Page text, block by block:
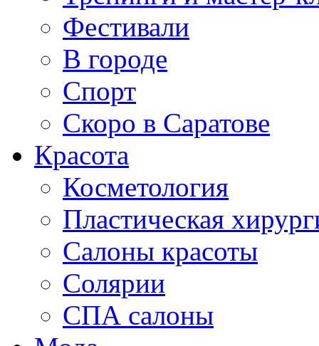
Фестивали
В городе
Спорт
Скоро в Саратове
Красота
Косметология
Пластическая
Салоны красоты
Солярии
СПА салоны